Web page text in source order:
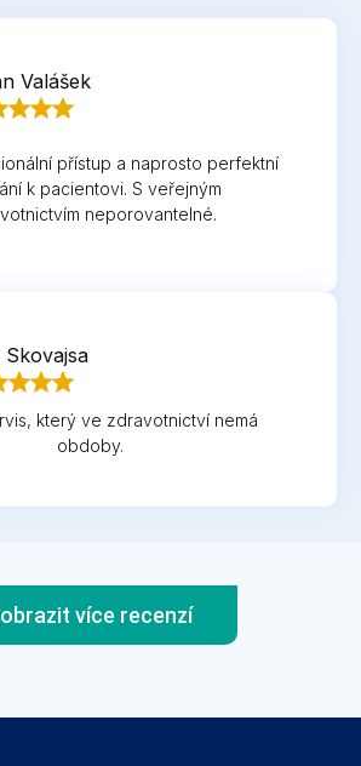
Valášek
přístup a naprosto perfektní
k pacientovi. S veřejným
neporovantelné.
který ve zdravotnictví nemá
obdoby.
více recenzí